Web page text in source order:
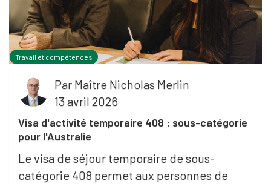
Travail et compétences
Par Maître Nicholas Merlin
13 avril 2026
Visa d'activité temporaire 408 : sous-catégorie
pour l'Australie
Le visa de séjour temporaire de sous-
catégorie 408 permet aux personnes de